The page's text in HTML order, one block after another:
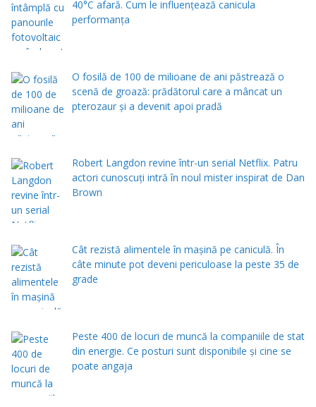
40°C afară. Cum le influențează canicula
performanța
O fosilă de 100 de milioane de ani păstrează o
scenă de groază: prădătorul care a mâncat un
pterozaur și a devenit apoi pradă
Robert Langdon revine într-un serial Netflix. Patru
actori cunoscuți intră în noul mister inspirat de Dan
Brown
Cât rezistă alimentele în mașină pe caniculă. În
câte minute pot deveni periculoase la peste 35 de
grade
Peste 400 de locuri de muncă la companiile de stat
din energie. Ce posturi sunt disponibile și cine se
poate angaja